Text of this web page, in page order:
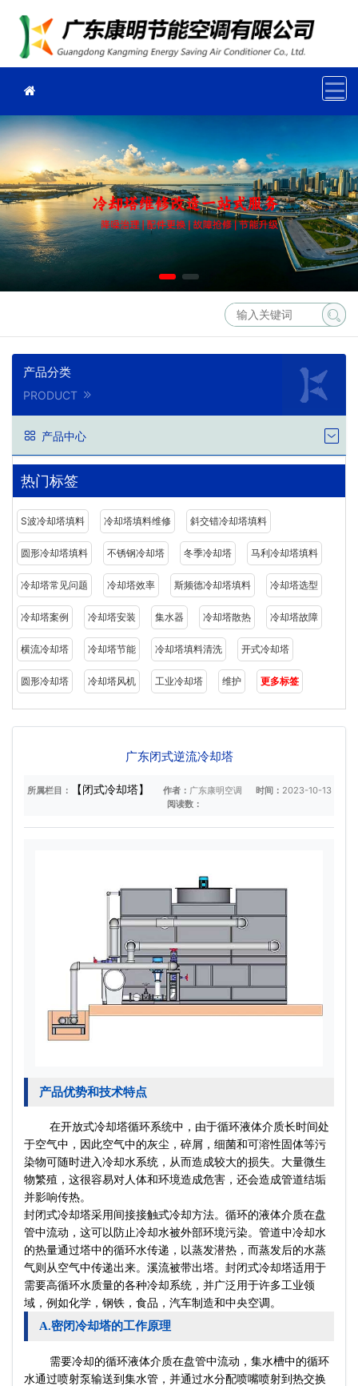
产品分类
PRODUCT
产品中心
热门标签
S波冷却塔填料 冷却塔填料维修 斜交错冷却塔填料
圆形冷却塔填料 不锈钢冷却塔 冬季冷却塔 马利冷却塔填料
冷却塔常见问题 冷却塔效率 斯频德冷却塔填料 冷却塔选型
冷却塔案例 冷却塔安装 集水器 冷却塔散热 冷却塔故障
横流冷却塔 冷却塔节能 冷却塔填料清洗 开式冷却塔
圆形冷却塔 冷却塔风机 工业冷却塔 维护 更多标签
广东闭式逆流冷却塔
所属栏目： 【闭式冷却塔】 作者： 广东康明空调 时间： 2023-10-13
阅读数：
产品优势和技术特点
在开放式冷却塔循环系统中，由于循环液体介质长时间处
于空气中，因此空气中的灰尘，碎屑，细菌和可溶性固体等污
染物可随时进入冷却水系统，从而造成较大的损失。大量微生
物繁殖，这很容易对人体和环境造成危害，还会造成管道结垢
并影响传热。
封闭式冷却塔采用间接接触式冷却方法。循环的液体介质在盘
管中流动，这可以防止冷却水被外部环境污染。管道中冷却水
的热量通过塔中的循环水传递，以蒸发潜热，而蒸发后的水蒸
气则从空气中传递出来。溪流被带出塔。封闭式冷却塔适用于
需要高循环水质量的各种冷却系统，并广泛用于许多工业领
域，例如化学，钢铁，食品，汽车制造和中央空调。
A.密闭冷却塔的工作原理
需要冷却的循环液体介质在盘管中流动，集水槽中的循环
水通过喷射泵输送到集水管，并通过水分配喷嘴喷射到热交换